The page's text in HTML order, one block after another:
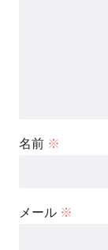
名前 ※
メール ※